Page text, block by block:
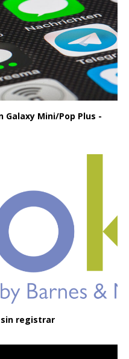
Galaxy Mini/Pop Plus -
sin registrar